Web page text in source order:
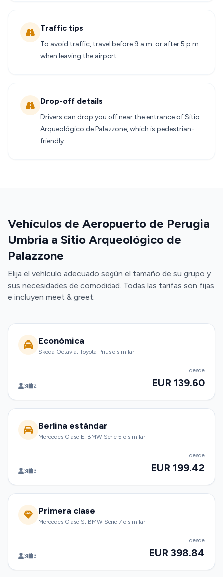
Traffic tips
To avoid traffic, travel before 9 a.m. or after 5 p.m.
when leaving the airport.
Drop-off details
Drivers can drop you off near the entrance of Sitio
Arqueológico de Palazzone, which is pedestrian-
friendly.
Vehículos de Aeropuerto de Perugia
Umbria a Sitio Arqueológico de
Palazzone
Elija el vehículo adecuado según el tamaño de su grupo y
sus necesidades de comodidad. Todas las tarifas son fijas
e incluyen meet & greet.
Económica
Skoda Octavia, Toyota Prius o similar
3 2
desde
EUR 139.60
Berlina estándar
Mercedes Clase E, BMW Serie 5 o similar
3 3
desde
EUR 199.42
Primera clase
Mercedes Clase S, BMW Serie 7 o similar
3 3
desde
EUR 398.84